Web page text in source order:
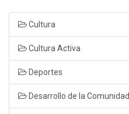
Cultura
Cultura Activa
Deportes
Desarrollo de la Comunidad